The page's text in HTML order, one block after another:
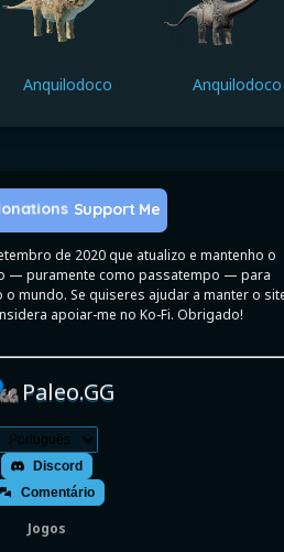
Anquilodoco Anquilodoco
de 2020 que atualizo e mantenho o
— puramente como passatempo — para
mundo. Se quiseres ajudar a manter o
apoiar-me no Ko-Fi. Obrigado!
Support Me
Paleo.GG
Discord
Comentário
Jogos